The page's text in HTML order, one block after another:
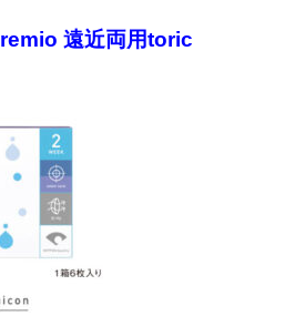
遠近両用toric